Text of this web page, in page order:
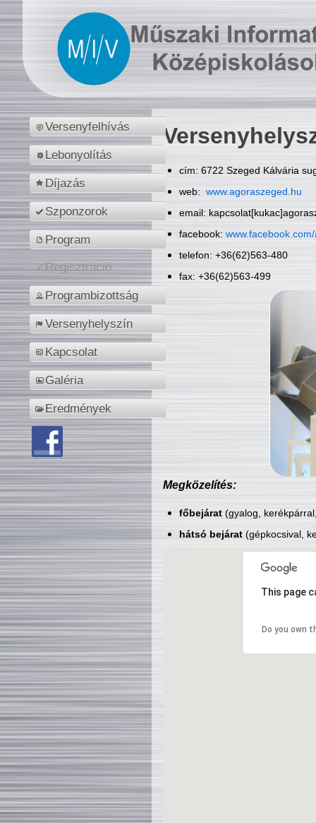
Versenyfelhívás
Lebonyolítás
Díjazás
Szponzorok
Program
Regisztráció
Programbizottság
Versenyhelyszín
Kapcsolat
Galéria
Eredmények
cím: 6722 Szeged Kálvária
web: www.agoraszeged.hu
email:
facebook:
telefon: +36(62)563-480
fax: +36(62)563-499
Megközelítés:
főbejárat(gyalog,
hátsó bejárat(gépkocsival,
This page
Do you own